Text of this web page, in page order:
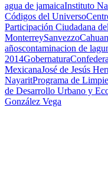
agua de jamaicaInstituto
Códigos del Universo
Participación Ciudadana
MonterreySanvezzo
añoscontaminacion de
2014Gobernatura
MexicanaJosé de Jesús
NayaritPrograma de
de Desarrollo Urbano y
González Vega